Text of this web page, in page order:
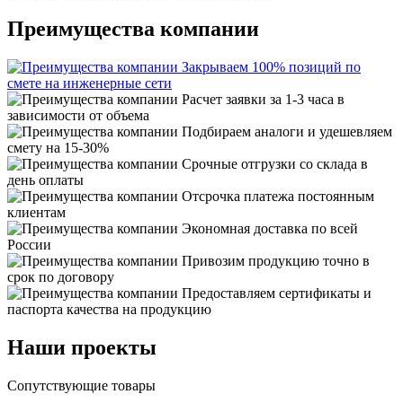
Преимущества компании
Закрываем 100% позиций по
смете на инженерные сети
Расчет заявки за 1-3 часа в
зависимости от объема
Подбираем аналоги и удешевляем
смету на 15-30%
Срочные отгрузки со склада в
день оплаты
Отсрочка платежа постоянным
клиентам
Экономная доставка по всей
России
Привозим продукцию точно в
срок по договору
Предоставляем сертификаты и
паспорта качества на продукцию
Наши проекты
Сопутствующие товары